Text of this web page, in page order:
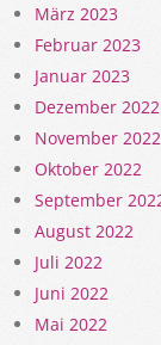
März 2023
Februar 2023
Januar 2023
Dezember 2022
November 2022
Oktober 2022
September
August 2022
Juli 2022
Juni 2022
Mai 2022